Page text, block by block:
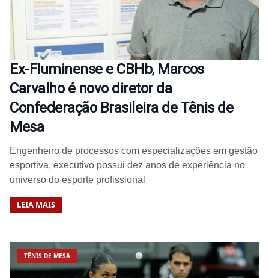
Ex-Fluminense e CBHb, Marcos
Carvalho é novo diretor da
Confederação Brasileira de Tênis de
Mesa
Engenheiro de processos com especializações em gestão
esportiva, executivo possui dez anos de experiência no
universo do esporte profissional
LEIA MAIS
TÊNIS DE MESA